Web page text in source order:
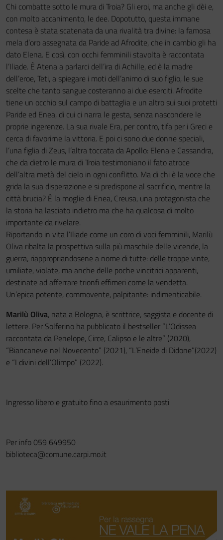
Chi combatte sotto le mura di Troia? Gli eroi, ma anche gli dèi e,
con molto accanimento, le dee. Dopotutto, questa immane
contesa è stata scatenata da una rivalità tra divine: la famosa
mela d’oro assegnata da Paride ad Afrodite, che in cambio gli ha
dato Elena. E così, con occhi femminili stavolta è raccontata
l’Iliade. È Atena a parlarci dell’ira di Achille, ed è la madre
dell’eroe, Teti, a spiegare i moti dell’animo di suo figlio, le sue
scelte che tanto sangue costeranno ai due eserciti. Afrodite
tiene un occhio sul campo di battaglia e un altro sui suoi protetti
Paride ed Enea, di cui ci narra le gesta, senza nascondere le
proprie ingerenze. La sua rivale Era, per contro, tifa per i Greci e
cerca di favorirne la vittoria. E poi ci sono due donne speciali,
l’una figlia di Zeus, l’altra toccata da Apollo: Elena e Cassandra,
che da dietro le mura di Troia testimoniano il fato atroce
dell’altra metà del cielo in ogni conflitto. Ma di chi è la voce che
grida la sua disperazione e si predispone al sacrificio, mentre la
città brucia? È la moglie di Enea, Creusa, una protagonista che
la storia ha lasciato indietro ma che ha qualcosa di molto
importante da rivelare.
Riportando in vita l’Iliade come un coro di voci femminili, Marilù
Oliva ribalta la prospettiva sulla più maschile delle vicende, la
guerra, riappropriandosene a nome di tutte: delle troppe vinte,
umiliate, violate, ma anche delle poche vincitrici apparenti,
destinate ad afferrare trionfi effimeri come la vendetta.
Un’epica potente, commovente, palpitante: indimenticabile.
Marilù Oliva, nata a Bologna, è scrittrice, saggista e docente di
lettere. Per Solferino ha pubblicato il bestseller “L’Odissea
raccontata da Penelope, Circe, Calipso e le altre” (2020),
“Biancaneve nel Novecento” (2021), “L’Eneide di Didone”(2022)
e “I divini dell’Olimpo” (2022).
Ingresso libero e gratuito fino a esaurimento posti
Per info 059 649950
biblioteca@comune.carpi.mo.it